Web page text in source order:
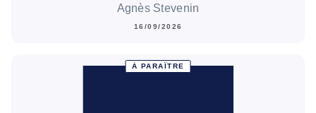
Agnès Stevenin
16/09/2026
À PARAÎTRE